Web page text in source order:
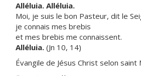
Alléluia. Alléluia.
Moi, je suis le bon Pasteur, dit le
je connais mes brebis
et mes brebis me connaissent.
Alléluia. (Jn 10, 14)
Évangile de Jésus Christ selon saint